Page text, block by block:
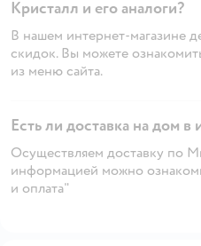
Кристалл и его аналоги?
В нашем интернет-магазине
скидок. Вы можете
из меню сайта.
Есть ли доставка на дом в
Осуществляем доставку по
информацией можно
и оплата"